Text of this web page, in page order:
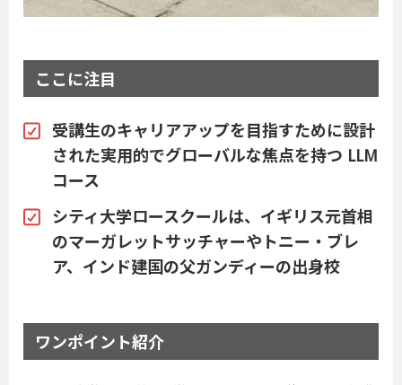
ここに注目
受講生のキャリアアップを目指すために設計
された実用的でグローバルな焦点を持つ LLM
コース
シティ大学ロースクールは、イギリス元首相
のマーガレットサッチャーやトニー・ブレ
ア、インド建国の父ガンディーの出身校
ワンポイント紹介